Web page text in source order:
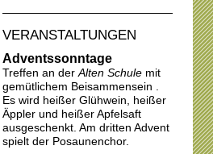
VERANSTALTUNGEN
Adventssonntage
Treffen an der Alten Schulemit
gemütlichem Beisammensein .
Es wird heißer Glühwein, heißer
Äppler und heißer Apfelsaft
ausgeschenkt. Am dritten Advent
spielt der Posaunenchor.